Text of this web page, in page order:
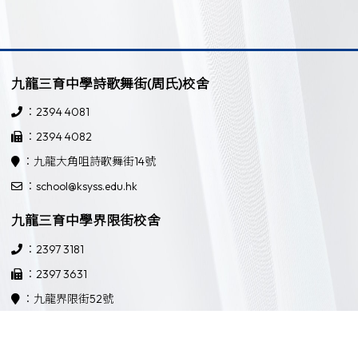
九龍三育中學詩歌舞街(周氏)校舍
：2394 4081
：2394 4082
：九龍大角咀詩歌舞街14號
：school@ksyss.edu.hk
九龍三育中學界限街校舍
：2397 3181
：2397 3631
：九龍界限街52號